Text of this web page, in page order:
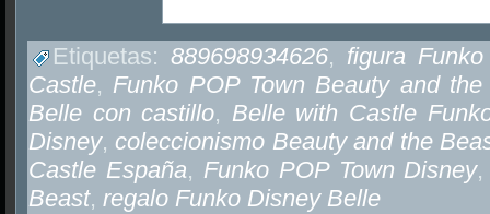
Etiquetas:889698934626, figura
Castle, Funko POP Town Beauty and
Belle con castillo, Belle with Castle
Disney, coleccionismo Beauty and the
Castle España, Funko POP Town Disney
Beast, regalo Funko Disney Belle